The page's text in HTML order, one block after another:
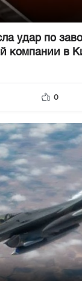
удар по
компании в
0